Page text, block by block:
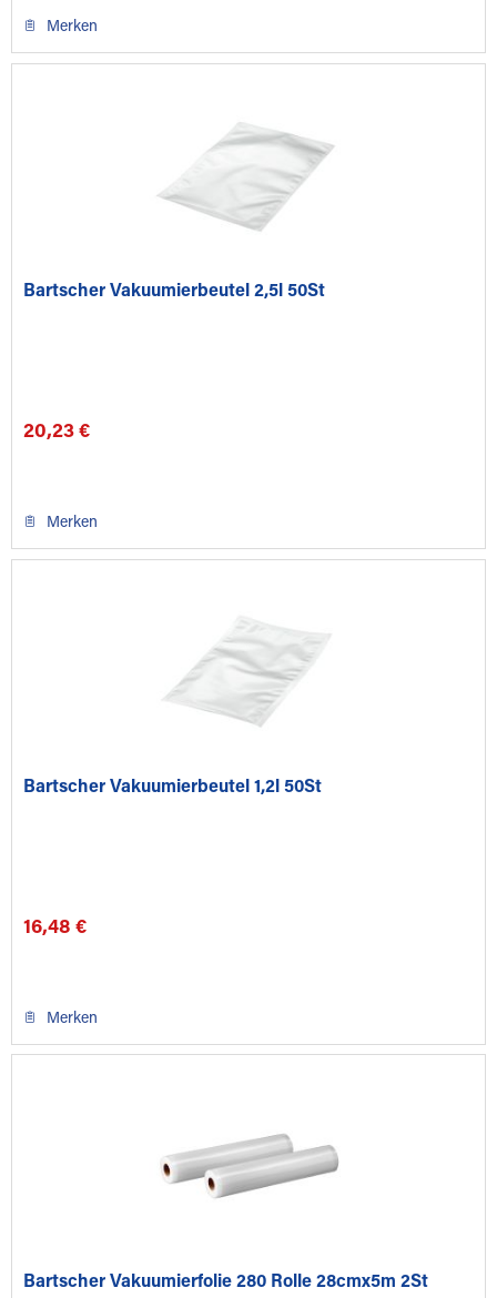
Merken
Bartscher Vakuumierbeutel 2,5l 50St
20,23 €
Merken
Bartscher Vakuumierbeutel 1,2l 50St
16,48 €
Merken
Bartscher Vakuumierfolie 280 Rolle 28cmx5m 2St